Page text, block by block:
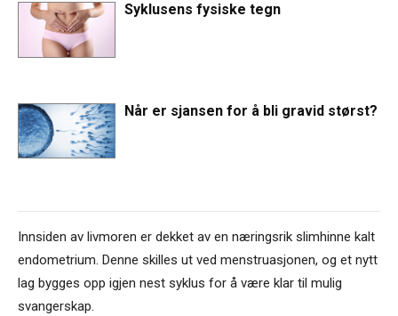
Syklusens fysiske tegn
Når er sjansen for å bli gravid størst?
Innsiden av livmoren er dekket av en næringsrik slimhinne kalt
endometrium. Denne skilles ut ved menstruasjonen, og et nytt
lag bygges opp igjen nest syklus for å være klar til mulig
svangerskap.